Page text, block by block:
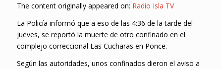
The content originally appeared on: Radio Isla TV
La Policía informó que a eso de las 4:36 de la tarde del
jueves, se reportó la muerte de otro confinado en el
complejo correccional Las Cucharas en Ponce.
Según las autoridades, unos confinados dieron el aviso a